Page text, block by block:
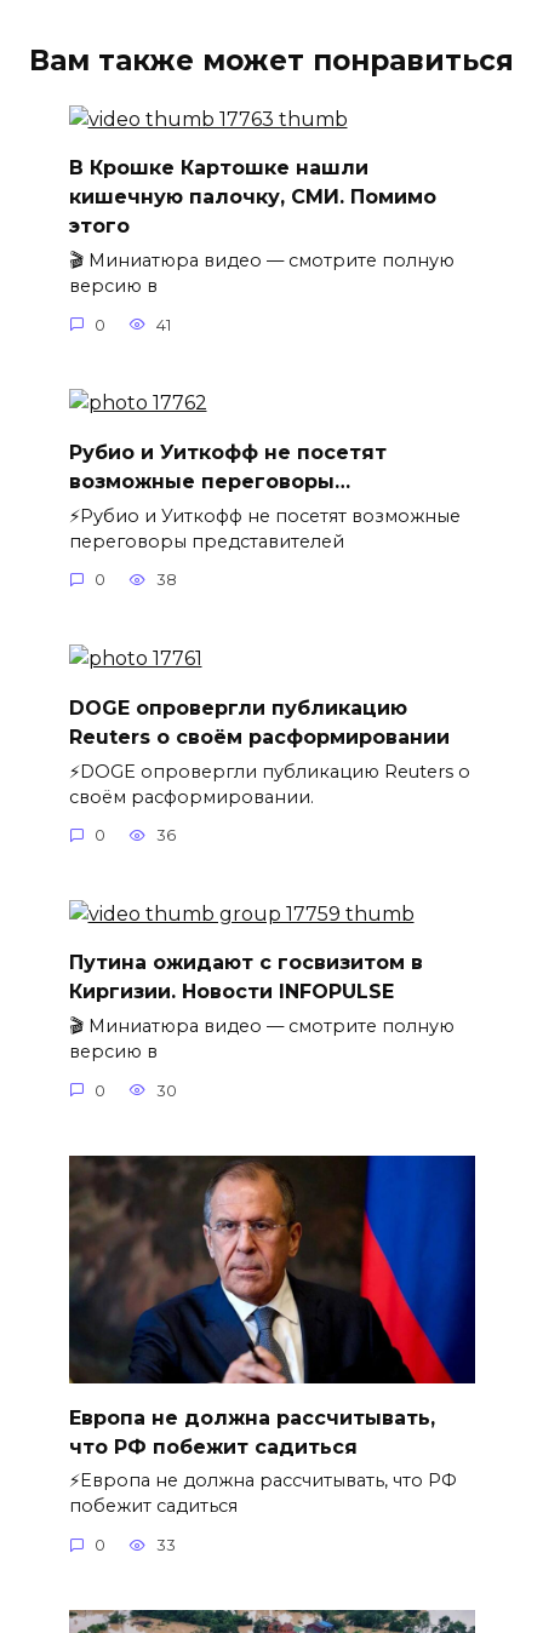
Вам также может понравиться
В Крошке Картошке нашли
кишечную палочку, СМИ. Помимо
этого
🎬 Миниатюра видео — смотрите полную
версию в
0 41
Рубио и Уиткофф не посетят
возможные переговоры…
⚡️Рубио и Уиткофф не посетят возможные
переговоры представителей
0 38
DOGE опровергли публикацию
Reuters о своём расформировании
⚡️DOGE опровергли публикацию Reuters о
своём расформировании.
0 36
Путина ожидают с госвизитом в
Киргизии. Новости INFOPULSE
🎬 Миниатюра видео — смотрите полную
версию в
0 30
Европа не должна рассчитывать,
что РФ побежит садиться
⚡️Европа не должна рассчитывать, что РФ
побежит садиться
0 33